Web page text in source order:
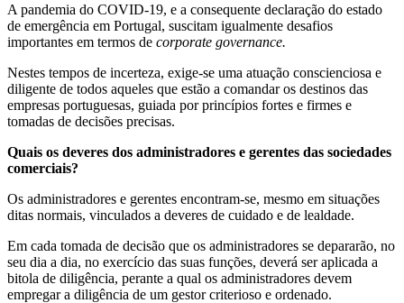
A pandemia do COVID-19, e a consequente declaração do estado
de emergência em Portugal, suscitam igualmente desafios
importantes em termos de corporate governance.
Nestes tempos de incerteza, exige-se uma atuação conscienciosa e
diligente de todos aqueles que estão a comandar os destinos das
empresas portuguesas, guiada por princípios fortes e firmes e
tomadas de decisões precisas.
Quais os deveres dos administradores e gerentes das sociedades
comerciais?
Os administradores e gerentes encontram-se, mesmo em situações
ditas normais, vinculados a deveres de cuidado e de lealdade.
Em cada tomada de decisão que os administradores se depararão, no
seu dia a dia, no exercício das suas funções, deverá ser aplicada a
bitola de diligência, perante a qual os administradores devem
empregar a diligência de um gestor criterioso e ordenado.